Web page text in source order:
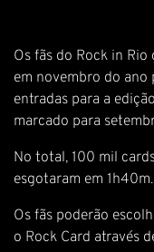
Os fãs do Rock in
em novembro do ano
entradas para a
marcado para
No total, 100 mil
esgotaram em 1h40m.
Os fãs poderão
o Rock Card através